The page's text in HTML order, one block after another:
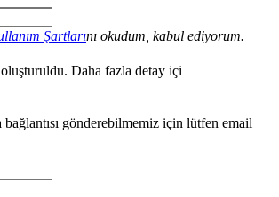
Şartlarını okudum, kabul ediyorum.
oluşturuldu. Daha fazla detay içi
bağlantısı gönderebilmemiz için lütfen email